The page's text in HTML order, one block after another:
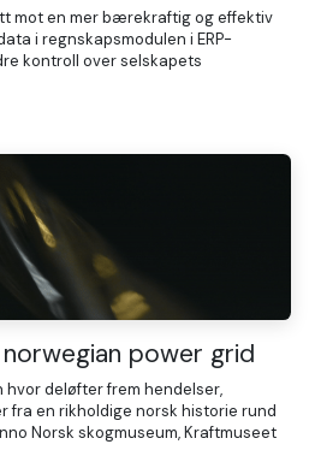
mot en mer bærekraftig og effektiv
i regnskapsmodulen i ERP-
kontroll over selskapets
power grid
deløfter frem hendelser,
fra en rikholdige norsk historie rund
Norsk skogmuseum, Kraftmuseet